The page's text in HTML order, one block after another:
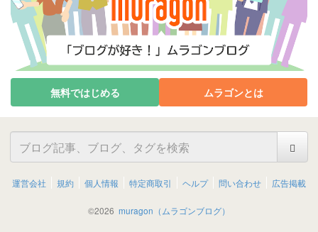
無料ではじめる ムラゴンとは
運営会社 規約 個人情報 特定商取引 ヘルプ 問い合わせ 広告掲載
©2026 muragon（ムラゴンブログ）